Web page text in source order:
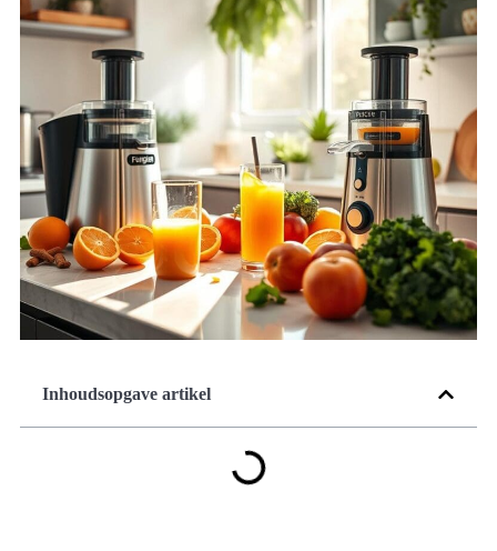
Inhoudsopgave artikel